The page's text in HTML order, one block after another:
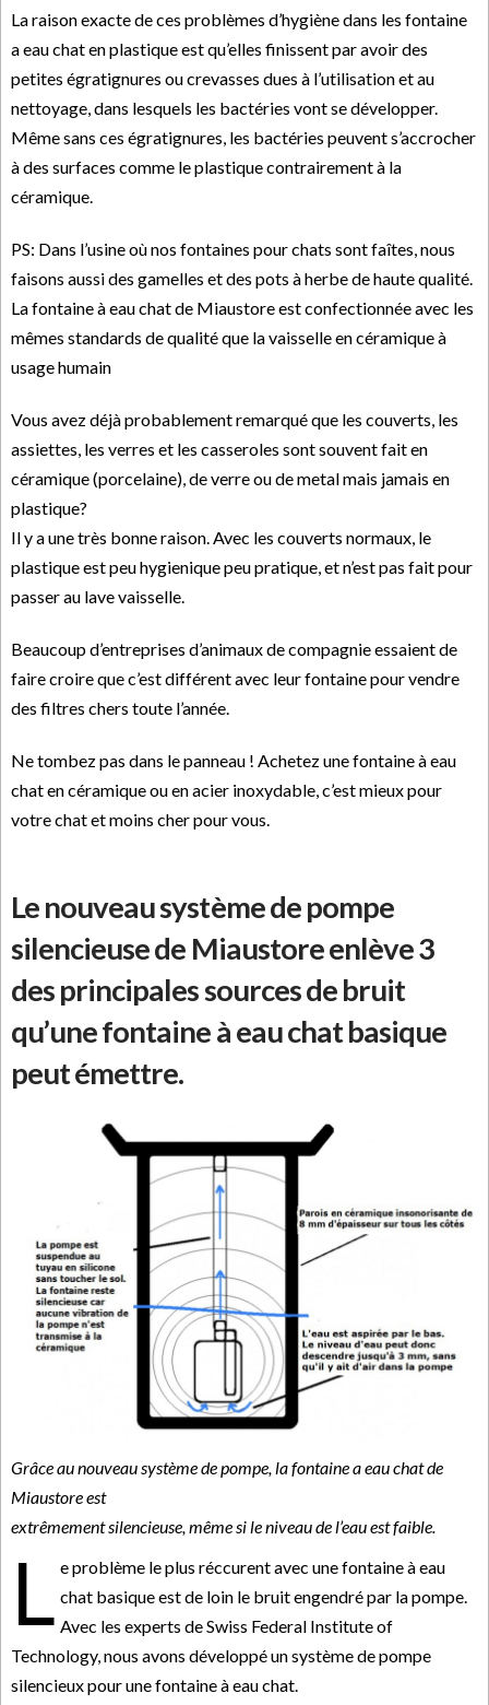
La raison exacte de ces problèmes d’hygiène dans les fontaine
a eau chat en plastique est qu’elles finissent par avoir des
petites égratignures ou crevasses dues à l’utilisation et au
nettoyage, dans lesquels les bactéries vont se développer.
Même sans ces égratignures, les bactéries peuvent s’accrocher
à des surfaces comme le plastique contrairement à la
céramique.
PS: Dans l’usine où nos fontaines pour chats sont faîtes, nous
faisons aussi des gamelles et des pots à herbe de haute qualité.
La fontaine à eau chat de Miaustore est confectionnée avec les
mêmes standards de qualité que la vaisselle en céramique à
usage humain
Vous avez déjà probablement remarqué que les couverts, les
assiettes, les verres et les casseroles sont souvent fait en
céramique (porcelaine), de verre ou de metal mais jamais en
plastique?
Il y a une très bonne raison. Avec les couverts normaux, le
plastique est peu hygienique peu pratique, et n’est pas fait pour
passer au lave vaisselle.
Beaucoup d’entreprises d’animaux de compagnie essaient de
faire croire que c’est différent avec leur fontaine pour vendre
des filtres chers toute l’année.
Ne tombez pas dans le panneau ! Achetez une fontaine à eau
chat en céramique ou en acier inoxydable, c’est mieux pour
votre chat et moins cher pour vous.
Le nouveau système de pompe
silencieuse de Miaustore enlève 3
des principales sources de bruit
qu’une fontaine à eau chat basique
peut émettre.
Grâce au nouveau système de pompe, la fontaine a eau chat de
Miaustore est
extrêmement silencieuse, même si le niveau de l’eau est faible.
L e problème le plus réccurent avec une fontaine à eau
chat basique est de loin le bruit engendré par la pompe.
Avec les experts de Swiss Federal Institute of
Technology, nous avons développé un système de pompe
silencieux pour une fontaine à eau chat.